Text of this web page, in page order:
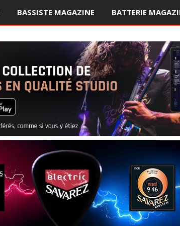
BASSISTE MAGAZINE BATTERIE